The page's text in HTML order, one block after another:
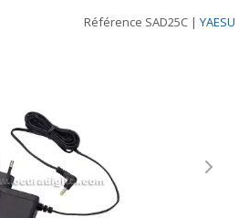
Référence SAD25C | YAESU
Next